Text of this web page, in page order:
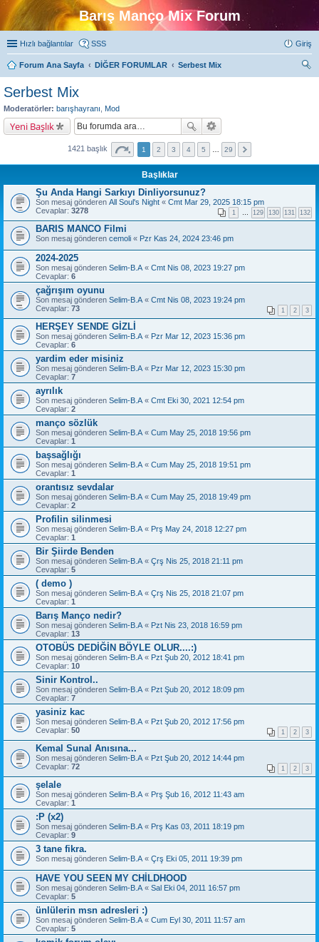
Barış Manço Mix Forum
Hızlı bağlantılar SSS Giriş
Forum Ana Sayfa DİĞER FORUMLAR
Serbest Mix
Serbest Mix
Moderatörler: barışhayranı Mod
Yeni Başlık
1421 başlık 1 2 3 4 5 29
Başlıklar
Şu Anda Hangi Sarkıyı Dinliyorsunuz?
Son mesaj gönderen All Soul's Night « Cmt Mar 29, 2025 18:15 pm
Cevaplar: 3278 1 129 130 131 132
BARIS MANCO Filmi
Son mesaj gönderen cemoli « Pzr Kas 24, 2024 23:46 pm
2024-2025
Son mesaj gönderen Selim-B.A « Cmt Nis 08, 2023 19:27 pm
Cevaplar: 6
çağrışım oyunu
Son mesaj gönderen Selim-B.A « Cmt Nis 08, 2023 19:24 pm
Cevaplar: 73 1 2 3
HERŞEY SENDE GİZLİ
Son mesaj gönderen Selim-B.A « Pzr Mar 12, 2023 15:36 pm
Cevaplar: 6
yardim eder misiniz
Son mesaj gönderen Selim-B.A « Pzr Mar 12, 2023 15:30 pm
Cevaplar: 7
ayrılık
Son mesaj gönderen Selim-B.A « Cmt Eki 30, 2021 12:54 pm
Cevaplar: 2
manço sözlük
Son mesaj gönderen Selim-B.A « Cum May 25, 2018 19:56 pm
Cevaplar: 1
başsağlığı
Son mesaj gönderen Selim-B.A « Cum May 25, 2018 19:51 pm
Cevaplar: 1
orantısız sevdalar
Son mesaj gönderen Selim-B.A « Cum May 25, 2018 19:49 pm
Cevaplar: 2
Profilin silinmesi
Son mesaj gönderen Selim-B.A « Prş May 24, 2018 12:27 pm
Cevaplar: 1
Bir Şiirde Benden
Son mesaj gönderen Selim-B.A « Çrş Nis 25, 2018 21:11 pm
Cevaplar: 5
( demo )
Son mesaj gönderen Selim-B.A « Çrş Nis 25, 2018 21:07 pm
Cevaplar: 1
Barış Manço nedir?
Son mesaj gönderen Selim-B.A « Pzt Nis 23, 2018 16:59 pm
Cevaplar: 13
OTOBÜS DEDİĞİN BÖYLE OLUR....:)
Son mesaj gönderen Selim-B.A « Pzt Şub 20, 2012 18:41 pm
Cevaplar: 10
Sinir Kontrol..
Son mesaj gönderen Selim-B.A « Pzt Şub 20, 2012 18:09 pm
Cevaplar: 7
yasiniz kac
Son mesaj gönderen Selim-B.A « Pzt Şub 20, 2012 17:56 pm
Cevaplar: 50 1 2 3
Kemal Sunal Anısına...
Son mesaj gönderen Selim-B.A « Pzt Şub 20, 2012 14:44 pm
Cevaplar: 72 1 2 3
şelale
Son mesaj gönderen Selim-B.A « Prş Şub 16, 2012 11:43 am
Cevaplar: 1
:P (x2)
Son mesaj gönderen Selim-B.A « Prş Kas 03, 2011 18:19 pm
Cevaplar: 9
3 tane fikra.
Son mesaj gönderen Selim-B.A « Çrş Eki 05, 2011 19:39 pm
HAVE YOU SEEN MY CHİLDHOOD
Son mesaj gönderen Selim-B.A « Sal Eki 04, 2011 16:57 pm
Cevaplar: 5
ünlülerin msn adresleri :)
Son mesaj gönderen Selim-B.A « Cum Eyl 30, 2011 11:57 am
Cevaplar: 5